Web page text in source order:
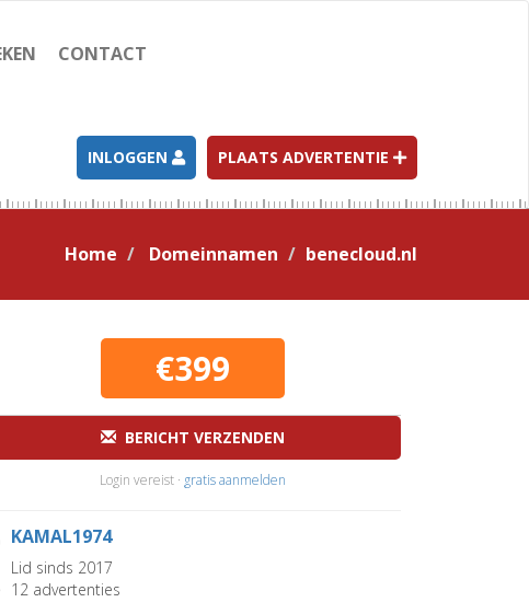
CONTACT
INLOGGEN PLAATS ADVERTENTIE
Home Domeinnamen benecloud.nl
€399
BERICHT VERZENDEN
Login vereist · gratis aanmelden
KAMAL1974
Lid sinds 2017
12 advertenties